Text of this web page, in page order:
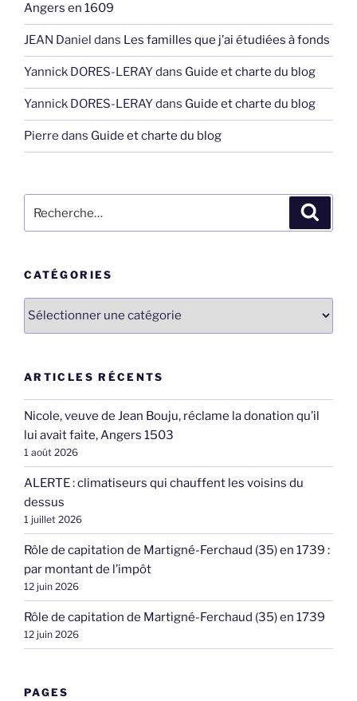
Angers en 1609
JEAN Daniel dans Les familles que j’ai étudiées à fonds
Yannick DORES-LERAYdans Guide et charte du blog
Yannick DORES-LERAYdans Guide et charte du blog
Pierre dans Guide et charte du blog
pour
CATÉGORIES
Catégories
ARTICLES RÉCENTS
Nicole, veuve de Jean Bouju, réclame la donation qu’il
lui avait faite, Angers 1503
1 août 2026
ALERTE : climatiseurs qui chauffent les voisins du
dessus
1 juillet 2026
Rôle de capitation de Martigné-Ferchaud (35) en 1739 :
par montant de l’impôt
12 juin 2026
Rôle de capitation de Martigné-Ferchaud (35) en 1739
12 juin 2026
PAGES